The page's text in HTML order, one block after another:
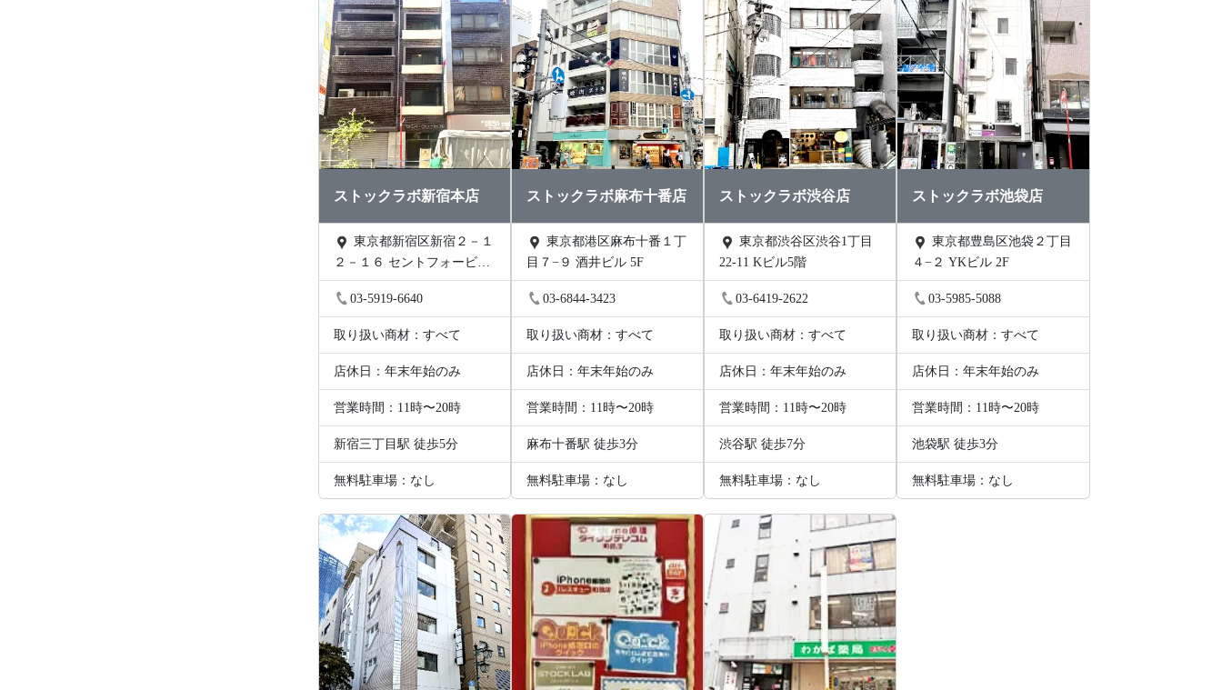
ストックラボ新宿本店
２－１６ セントフォービル
２０３
03-5919-6640
取り扱い商材：すべて
店休日：年末年始のみ
営業時間：11時〜20時
新宿三丁目駅 徒歩5分
無料駐車場：なし
ストックラボ麻布十番店
東京都港区麻布十番１丁
目７−９ 酒井ビル 5F
03-6844-3423
取り扱い商材：すべて
店休日：年末年始のみ
営業時間：11時〜20時
麻布十番駅 徒歩3分
無料駐車場：なし
ストックラボ渋谷店
東京都渋谷区渋谷1丁目
22-11 Kビル5階
03-6419-2622
取り扱い商材：すべて
店休日：年末年始のみ
営業時間：11時〜20時
渋谷駅 徒歩7分
無料駐車場：なし
ストックラボ池袋店
東京都豊島区池袋２丁目
４−２ YKビル 2F
03-5985-5088
取り扱い商材：すべて
店休日：年末年始のみ
営業時間：11時〜20時
池袋駅 徒歩3分
無料駐車場：なし